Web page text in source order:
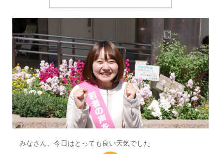
みなさん、今日はとっても良い天気でした